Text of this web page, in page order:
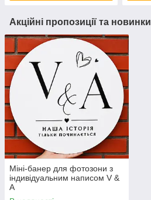
Акційні пропозиції та новинки
Міні-банер для фотозони з
індивідуальним написом V &
A